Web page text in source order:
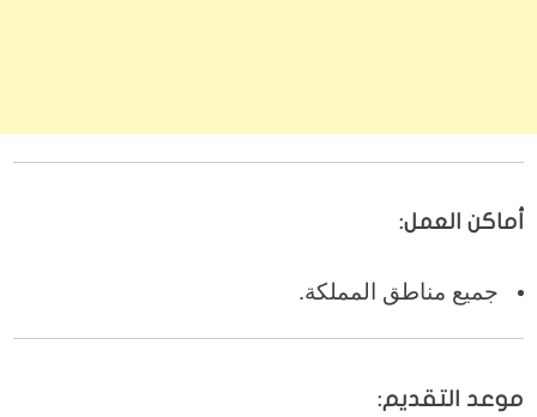
أماكن العمل:
جميع مناطق المملكة.
موعد التقديم: